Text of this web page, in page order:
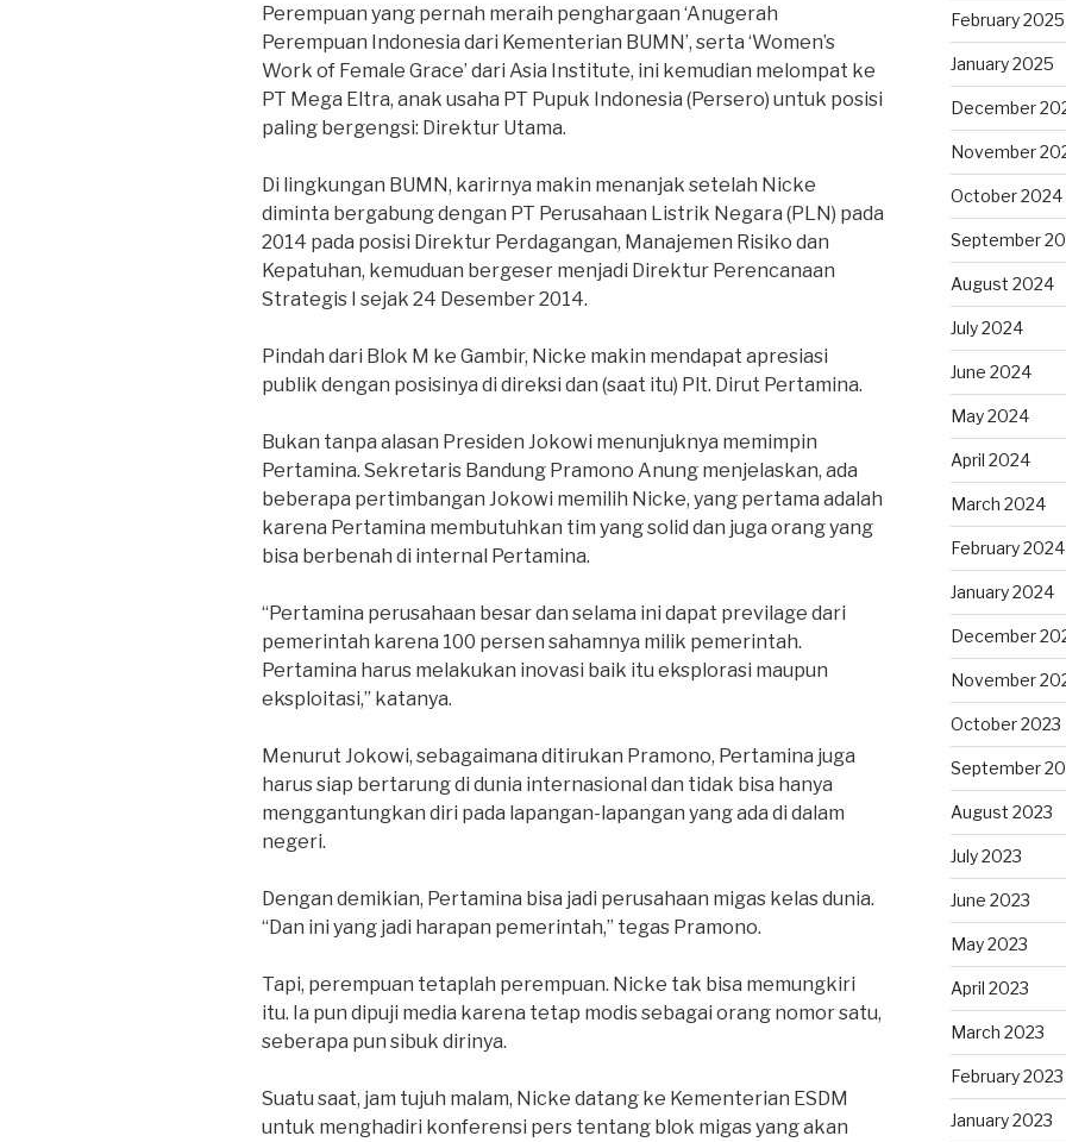
Perempuan yang pernah meraih penghargaan ‘Anugerah
Perempuan Indonesia dari Kementerian BUMN’, serta ‘Women’s
Work of Female Grace’ dari Asia Institute, ini kemudian melompat ke
PT Mega Eltra, anak usaha PT Pupuk Indonesia (Persero) untuk posisi
paling bergengsi: Direktur Utama.
Di lingkungan BUMN, karirnya makin menanjak setelah Nicke
diminta bergabung dengan PT Perusahaan Listrik Negara (PLN) pada
2014 pada posisi Direktur Perdagangan, Manajemen Risiko dan
Kepatuhan, kemuduan bergeser menjadi Direktur Perencanaan
Strategis I sejak 24 Desember 2014.
Pindah dari Blok M ke Gambir, Nicke makin mendapat apresiasi
publik dengan posisinya di direksi dan (saat itu) Plt. Dirut Pertamina.
Bukan tanpa alasan Presiden Jokowi menunjuknya memimpin
Pertamina. Sekretaris Bandung Pramono Anung menjelaskan, ada
beberapa pertimbangan Jokowi memilih Nicke, yang pertama adalah
karena Pertamina membutuhkan tim yang solid dan juga orang yang
bisa berbenah di internal Pertamina.
“Pertamina perusahaan besar dan selama ini dapat previlage dari
pemerintah karena 100 persen sahamnya milik pemerintah.
Pertamina harus melakukan inovasi baik itu eksplorasi maupun
eksploitasi,” katanya.
Menurut Jokowi, sebagaimana ditirukan Pramono, Pertamina juga
harus siap bertarung di dunia internasional dan tidak bisa hanya
menggantungkan diri pada lapangan-lapangan yang ada di dalam
negeri.
Dengan demikian, Pertamina bisa jadi perusahaan migas kelas dunia.
“Dan ini yang jadi harapan pemerintah,” tegas Pramono.
Tapi, perempuan tetaplah perempuan. Nicke tak bisa memungkiri
itu. Ia pun dipuji media karena tetap modis sebagai orang nomor satu,
seberapa pun sibuk dirinya.
Suatu saat, jam tujuh malam, Nicke datang ke Kementerian ESDM
untuk menghadiri konferensi pers tentang blok migas yang akan
February 2025
January 2025
December
November
October 2024
September
August 2024
July 2024
June 2024
May 2024
April 2024
March 2024
February 2024
January 2024
December
November
October 2023
September
August 2023
July 2023
June 2023
May 2023
April 2023
March 2023
February 2023
January 2023